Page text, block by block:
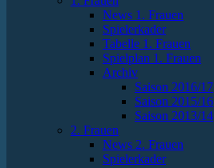
News 1. Frauen
Spielerkader
Tabelle 1. Frauen
Spielplan 1. Frauen
Archiv
Saison 2016/17
Saison 2015/16
Saison 2013/14
2. Frauen
News 2. Frauen
Spielerkader